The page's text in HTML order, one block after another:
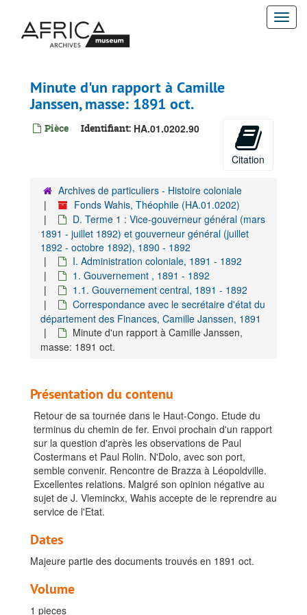
contenu
Minute d'un rapport à Camille
Janssen, masse: 1891 oct.
Pièce Identifiant: HA.01.0202.90
Citation
Archives de particuliers - Histoire coloniale
Fonds Wahis, Théophile (HA.01.0202)
D. Terme 1 : Vice-gouverneur général (mars
1891 - juillet 1892) et gouverneur général (juillet
1892 - octobre 1892), 1890 - 1892
I. Administration coloniale, 1891 - 1892
1. Gouvernement , 1891 - 1892
1.1. Gouvernement central, 1891 - 1892
Correspondance avec le secrétaire d'état du
département des Finances, Camille Janssen, 1891
Minute d'un rapport à Camille Janssen,
masse: 1891 oct.
Présentation du contenu
Retour de sa tournée dans le Haut-Congo. Etude du
terminus du chemin de fer. Envoi prochain d'un rapport
sur la question d'après les observations de Paul
Costermans et Paul Rolin. N'Dolo, avec son port,
semble convenir. Rencontre de Brazza à Léopoldville.
Excellentes relations. Malgré son opinion négative au
sujet de J. Vleminckx, Wahis accepte de le reprendre au
service de l'Etat.
Dates
Majeure partie des documents trouvés en 1891 oct.
Volume
1 pieces